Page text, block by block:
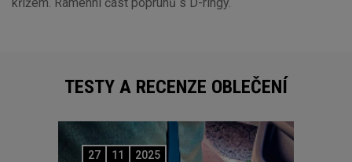
TESTY A RECENZE OBLEČENÍ
27 11 2025